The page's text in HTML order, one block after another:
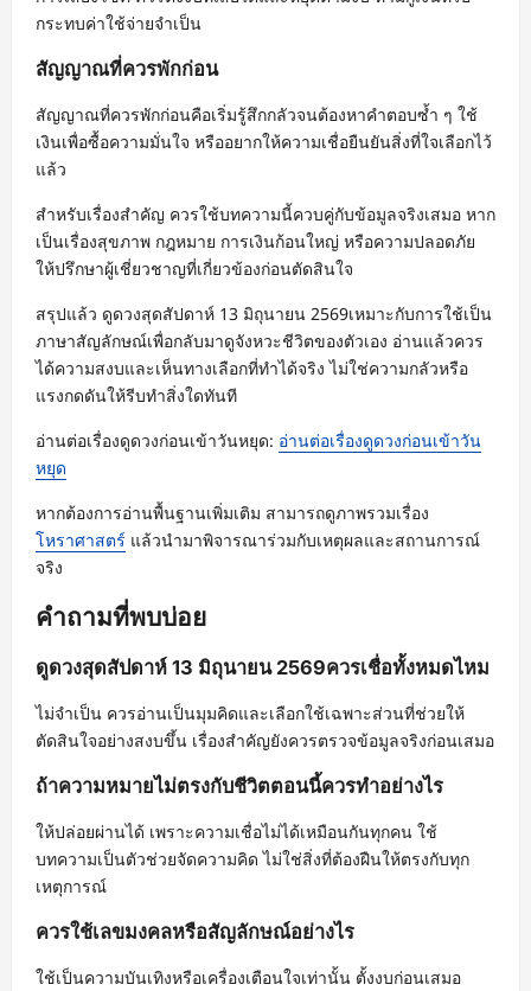
กระทบค่าใช้จ่ายจำเป็น
สัญญาณที่ควรพักก่อน
สัญญาณที่ควรพักก่อนคือเริ่มรู้สึกกลัวจนต้องหาคำตอบซ้ำ ๆ ใช้
เงินเพื่อซื้อความมั่นใจ หรืออยากให้ความเชื่อยืนยันสิ่งที่ใจเลือกไว้
แล้ว
สำหรับเรื่องสำคัญ ควรใช้บทความนี้ควบคู่กับข้อมูลจริงเสมอ หาก
เป็นเรื่องสุขภาพ กฎหมาย การเงินก้อนใหญ่ หรือความปลอดภัย
ให้ปรึกษาผู้เชี่ยวชาญที่เกี่ยวข้องก่อนตัดสินใจ
สรุปแล้ว ดูดวงสุดสัปดาห์ 13 มิถุนายน 2569เหมาะกับการใช้เป็น
ภาษาสัญลักษณ์เพื่อกลับมาดูจังหวะชีวิตของตัวเอง อ่านแล้วควร
ได้ความสงบและเห็นทางเลือกที่ทำได้จริง ไม่ใช่ความกลัวหรือ
แรงกดดันให้รีบทำสิ่งใดทันที
อ่านต่อเรื่องดูดวงก่อนเข้าวันหยุด: อ่านต่อเรื่องดูดวงก่อนเข้าวัน
หยุด
หากต้องการอ่านพื้นฐานเพิ่มเติม สามารถดูภาพรวมเรื่อง
โหราศาสตร์ แล้วนำมาพิจารณาร่วมกับเหตุผลและสถานการณ์
จริง
คำถามที่พบบ่อย
ดูดวงสุดสัปดาห์ 13 มิถุนายน 2569ควรเชื่อทั้งหมดไหม
ไม่จำเป็น ควรอ่านเป็นมุมคิดและเลือกใช้เฉพาะส่วนที่ช่วยให้
ตัดสินใจอย่างสงบขึ้น เรื่องสำคัญยังควรตรวจข้อมูลจริงก่อนเสมอ
ถ้าความหมายไม่ตรงกับชีวิตตอนนี้ควรทำอย่างไร
ให้ปล่อยผ่านได้ เพราะความเชื่อไม่ได้เหมือนกันทุกคน ใช้
บทความเป็นตัวช่วยจัดความคิด ไม่ใช่สิ่งที่ต้องฝืนให้ตรงกับทุก
เหตุการณ์
ควรใช้เลขมงคลหรือสัญลักษณ์อย่างไร
ใช้เป็นความบันเทิงหรือเครื่องเตือนใจเท่านั้น ตั้งงบก่อนเสมอ